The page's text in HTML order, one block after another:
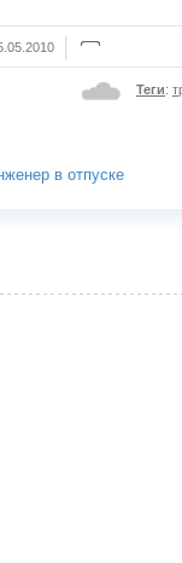
Теги:
в отпуске